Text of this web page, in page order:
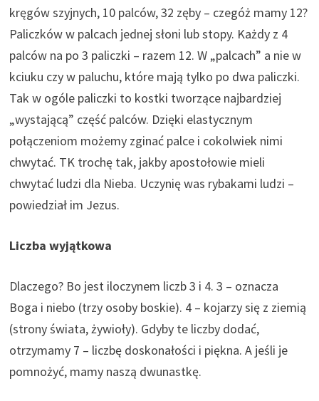
kręgów szyjnych, 10 palców, 32 zęby – czegóż mamy 12?
Paliczków w palcach jednej słoni lub stopy. Każdy z 4
palców na po 3 paliczki – razem 12. W „palcach” a nie w
kciuku czy w paluchu, które mają tylko po dwa paliczki.
Tak w ogóle paliczki to kostki tworzące najbardziej
„wystającą” część palców. Dzięki elastycznym
połączeniom możemy zginać palce i cokolwiek nimi
chwytać. TK trochę tak, jakby apostołowie mieli
chwytać ludzi dla Nieba. Uczynię was rybakami ludzi –
powiedział im Jezus.
Liczba wyjątkowa
Dlaczego? Bo jest iloczynem liczb 3 i 4. 3 – oznacza
Boga i niebo (trzy osoby boskie). 4 – kojarzy się z ziemią
(strony świata, żywioły). Gdyby te liczby dodać,
otrzymamy 7 – liczbę doskonałości i piękna. A jeśli je
pomnożyć, mamy naszą dwunastkę.